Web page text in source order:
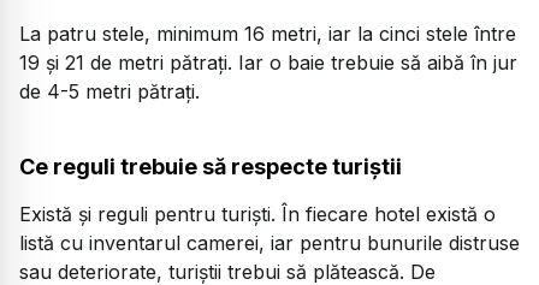
La patru stele, minimum 16 metri, iar la cinci stele între
19 și 21 de metri pătrați. Iar o baie trebuie să aibă în jur
de 4-5 metri pătrați.
Ce reguli trebuie să respecte turiștii
Există și reguli pentru turiști. În fiecare hotel există o
listă cu inventarul camerei, iar pentru bunurile distruse
sau deteriorate, turiștii trebui să plătească. De